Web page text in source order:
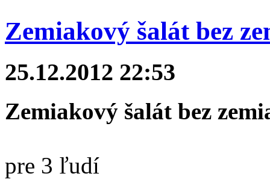
Zemiakový šalát bez
25.12.2012 22:53
Zemiakový šalát bez
pre 3 ľudí